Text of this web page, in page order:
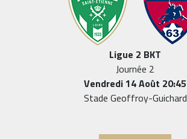
Ligue 2 BKT
Journée 2
Vendredi 14 Août 20:45
Stade Geoffroy-Guichard